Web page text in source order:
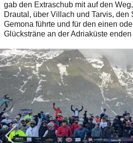
gab den Extraschub mit auf den
Drautal, über Villach und Tarvis, den
Gemona führte und für den einen
Glücksträne an der Adriaküste enden